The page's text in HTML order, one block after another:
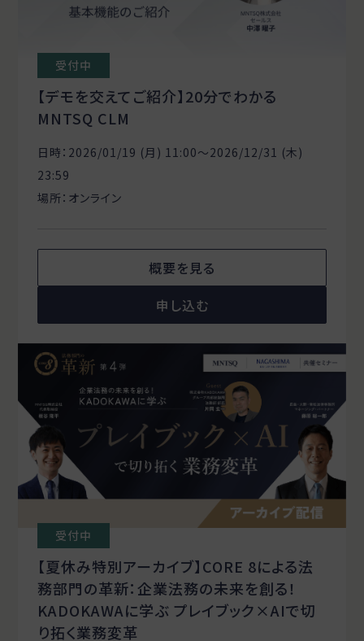
受付中
【デモを交えてご紹介】20分でわかる
MNTSQ CLM
日時：2026/01/19 (月) 11:00〜2026/12/31 (木)
23:59
場所：オンライン
概要を見る
申し込む
受付中
【夏休み特別アーカイブ】CORE 8による法
務部門の革新：企業法務の未来を創る！
KADOKAWAに学ぶ プレイブック×AIで切
り拓く業務変革